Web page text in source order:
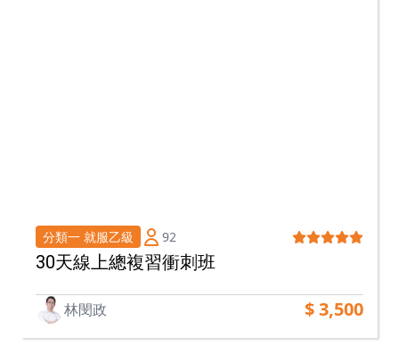
分類一 就服乙級 92
30天線上總複習衝刺班
林閔政 $ 3,500